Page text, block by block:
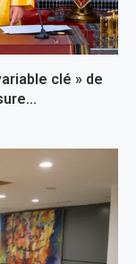
clé » de